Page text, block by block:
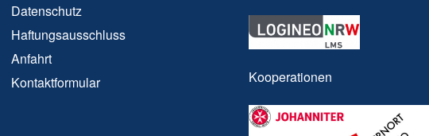
Datenschutz
Haftungsausschluss
Anfahrt
Kontaktformular
Kooperationen